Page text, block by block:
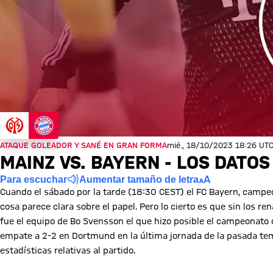
ATAQUE GOLEADOR Y SANÉ EN GRAN FORMAmié., 18/10/2023 18:26 UTC
MAINZ VS. BAYERN - LOS
Para escuchar Aumentar tamaño de letra
Cuando el sábado por la tarde (18:30 CEST) el FC Bayern,
cosa parece clara sobre el papel. Pero lo cierto es que sin los
fue el equipo de Bo Svensson el que hizo posible el
empate a 2-2 en Dortmund en la última jornada de la pasada
estadísticas relativas al partido.